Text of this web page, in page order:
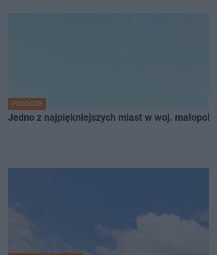
PODRÓŻE
Jedno z najpiękniejszych miast w woj.